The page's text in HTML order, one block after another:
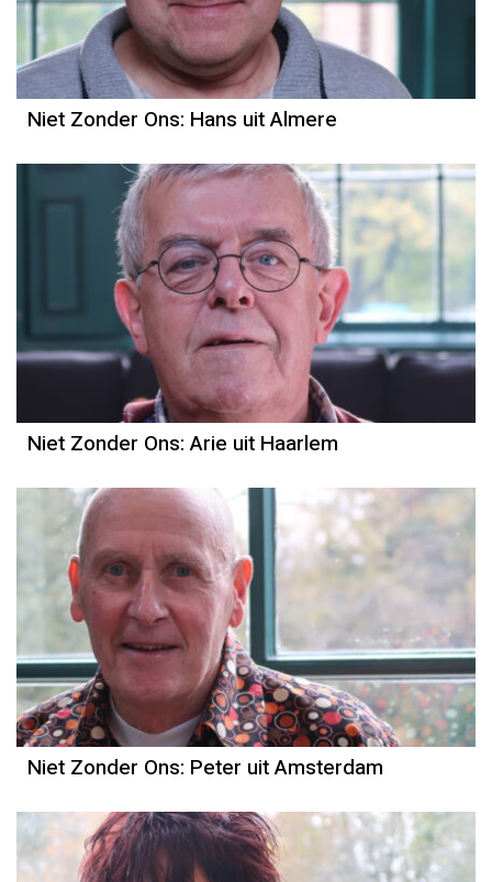
Niet Zonder Ons: Hans uit Almere
Niet Zonder Ons: Arie uit Haarlem
Niet Zonder Ons: Peter uit Amsterdam